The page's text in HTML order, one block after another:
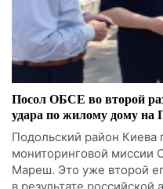
Посол ОБСЕ во второй
удара по жилому дому на
Подольский район Киева
мониторинговой миссии
Мареш. Это уже второй